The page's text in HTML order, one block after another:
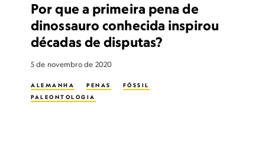
Por que a primeira pena de
dinossauro conhecida inspirou
décadas de disputas?
5 de novembro de 2020
ALEMANHA PENAS
FÓSSIL
PALEONTOLOGIA